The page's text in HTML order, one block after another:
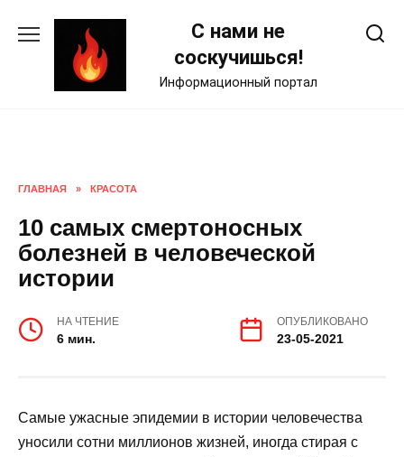
С нами не
соскучишься!
Информационный портал
ГЛАВНАЯ » КРАСОТА
10 самых смертоносных
болезней в человеческой
истории
НА ЧТЕНИЕ
6 мин.
ОПУБЛИКОВАНО
23-05-2021
Самые ужасные эпидемии в истории человечества
уносили сотни миллионов жизней, иногда стирая с